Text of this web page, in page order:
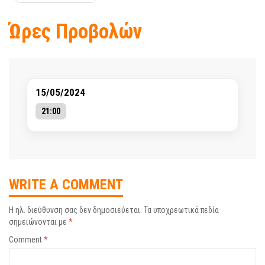
Ώρες Προβολών
15/05/2024
21:00
WRITE A COMMENT
Η ηλ. διεύθυνση σας δεν δημοσιεύεται. Τα υποχρεωτικά πεδία
σημειώνονται με *
Comment*